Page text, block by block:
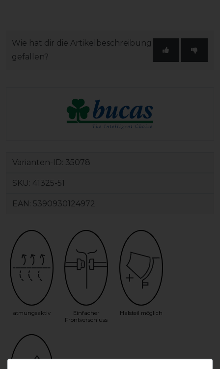
Wie hat dir die Artikelbeschreibung
gefallen?
Varianten-ID: 35078
SKU: 41325-51
EAN: 5390930124972
atmungsaktiv
Einfacher
Frontverschluss
Halsteil möglich